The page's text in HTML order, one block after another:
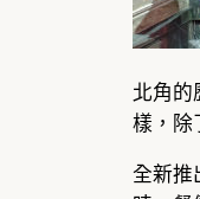
北角的
樣，除
全新推